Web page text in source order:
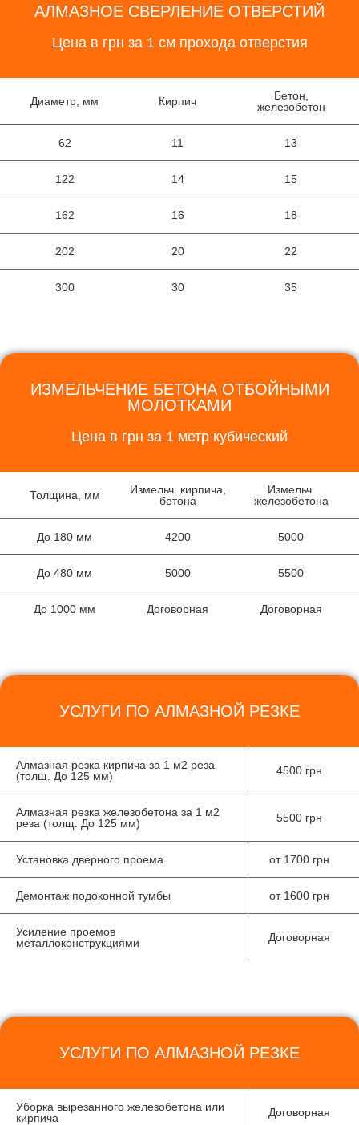
АЛМАЗНОЕ СВЕРЛЕНИЕ ОТВЕРСТИЙ
Цена в грн за 1 см прохода отверстия
Диаметр, мм Кирпич
Бетон,
железобетон
62 11 13
122 14 15
162 16 18
202 20 22
300 30 35
ИЗМЕЛЬЧЕНИЕ БЕТОНА ОТБОЙНЫМИ
МОЛОТКАМИ
Цена в грн за 1 метр кубический
Толщина, мм
Измельч. кирпича,
бетона
Измельч.
железобетона
До 180 мм 4200 5000
До 480 мм 5000 5500
До 1000 мм Договорная Договорная
УСЛУГИ ПО АЛМАЗНОЙ РЕЗКЕ
Алмазная резка кирпича за 1 м2 реза
(толщ. До 125 мм)
4500 грн
Алмазная резка железобетона за 1 м2
реза (толщ. До 125 мм)
5500 грн
Установка дверного проема от 1700 грн
Демонтаж подоконной тумбы от 1600 грн
Усиление проемов
металлоконструкциями
Договорная
УСЛУГИ ПО АЛМАЗНОЙ РЕЗКЕ
Уборка вырезанного железобетона или
кирпича
Договорная